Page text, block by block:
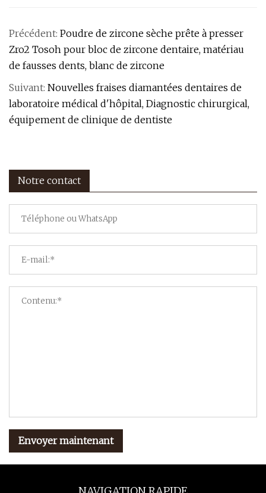
Précédent: Poudre de zircone sèche prête à presser
Zro2 Tosoh pour bloc de zircone dentaire, matériau
de fausses dents, blanc de zircone
Suivant: Nouvelles fraises diamantées dentaires de
laboratoire médical d'hôpital, Diagnostic chirurgical,
équipement de clinique de dentiste
Notre contact
Envoyer maintenant